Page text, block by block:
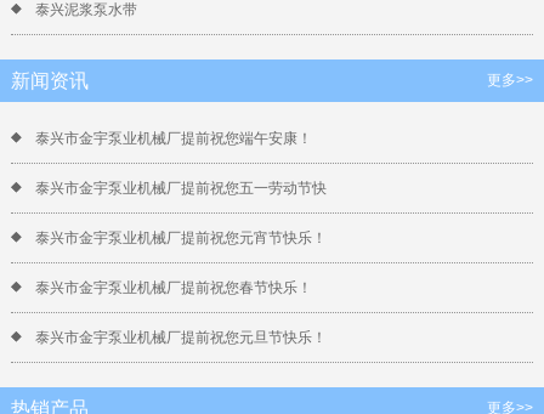
泰兴泥浆泵水带
新闻资讯 更多>>
泰兴市金宇泵业机械厂提前祝您端午安康！
泰兴市金宇泵业机械厂提前祝您五一劳动节快
泰兴市金宇泵业机械厂提前祝您元宵节快乐！
泰兴市金宇泵业机械厂提前祝您春节快乐！
泰兴市金宇泵业机械厂提前祝您元旦节快乐！
热销产品 更多>>